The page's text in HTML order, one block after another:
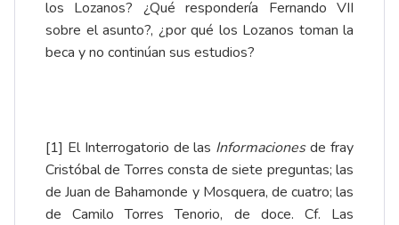
los Lozanos? ¿Qué respondería Fernando VII
sobre el asunto?, ¿por qué los Lozanos toman la
beca y no continúan sus estudios?
[1] El Interrogatorio de las Informacionesde fray
Cristóbal de Torres consta de siete preguntas; las
de Juan de Bahamonde y Mosquera, de cuatro; las
de Camilo Torres Tenorio, de doce. Cf. Las